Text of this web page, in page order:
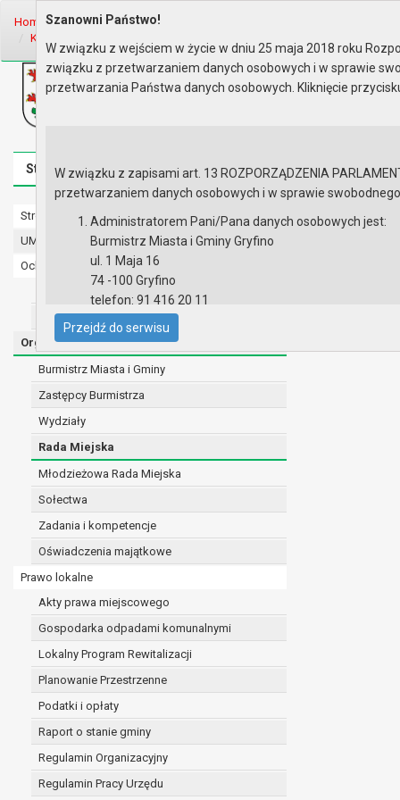
Home Organy Rada Miejska
Komisja Skarg, Wniosków i Pety..
Biuletyn Informacji Publicznej
Urząd Miasta i Gminy w Gryfinie
Strona główna Mapa serwisu Aktualności
Strona główna
UMiG - telefony wewnętrzne
Ochrona danych osobowych
Urząd Miasta i Gminy w Gryfinie
Straż Miejska
Organy
Burmistrz Miasta i Gminy
Zastępcy Burmistrza
Wydziały
Rada Miejska
Młodzieżowa Rada Miejska
Sołectwa
Zadania i kompetencje
Oświadczenia majątkowe
Prawo lokalne
Akty prawa miejscowego
Gospodarka odpadami komunalnymi
Lokalny Program Rewitalizacji
Planowanie Przestrzenne
Podatki i opłaty
Raport o stanie gminy
Regulamin Organizacyjny
Regulamin Pracy Urzędu
Szanowni Państwo!
W związku z wejściem w życie w dniu 25 maja 2018 roku
związku z przetwarzaniem danych osobowych i w sprawie
przetwarzania Państwa danych osobowych. Kliknięcie
W związku z zapisami art. 13 ROZPORZĄDZENIA
przetwarzaniem danych osobowych i w sprawie
Administratorem Pani/Pana danych osobowych jest:
Burmistrz Miasta i Gminy Gryfino
ul. 1 Maja 16
74 -100 Gryfino
telefon: 91 416 20 11
e-mail:
burmistrz@gryfino.pl
Dane kontaktowe Inspektora Ochrony Danych:
telefon: 91 416 20 11
e-mail:iod@gryfino.pl
Pani/Pana dane osobowe przetwarzane są zgodnie z
realizacji zadań wynikających z przepisów
szeregu ustaw kompetencyjnych
zawarcia i realizacji umów;
ochrony żywotnych interesów osoby, której
w pozostałych przypadkach dane osobowe
W związku z przetwarzaniem danych w celu
osobowych. Odbiorcami mogą być:
Pani/Pana dane osobowe będą przetwarzane przez
przepisy prawa powszechnie obowiązującego.
W przypadku, gdy dane osobowe przetwarzane są na
W przypadku, gdy dane osobowe przetwarzane są w
czasie w zakresie wymaganym przez przepisy prawa
rozliczeniu umowy, do czasu wycofania tej zgody.
Ponadto w przypadku umów o dofinansowanie dane
beneficjentem a określoną instytucją, trwałości
W związku z przetwarzaniem przez administratora
prawo dostępu do treści danych oraz
Przejdź do serwisu